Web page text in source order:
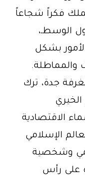
فكراً شجاعاً
الوسطـ،
بشكل
والمماطلة.
جدة، ترك
الاقتصادية
الإسلامي
وشخصية
على رأس